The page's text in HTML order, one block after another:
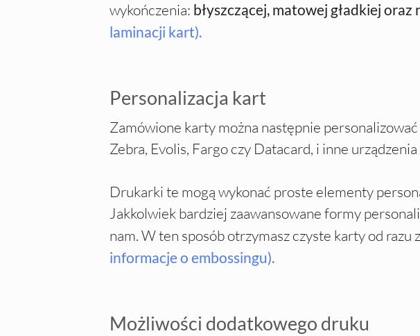
wykończenia: błyszczącej, matowej gładkiej
laminacji kart).
Personalizacja kart
Zamówione karty można następnie
Zebra, Evolis, Fargo czy Datacard, i inne
Drukarki te mogą wykonać proste elementy
Jakkolwiek bardziej zaawansowane formy
nam. W ten sposób otrzymasz czyste karty od
informacje o embossingu).
Możliwości dodatkowego druku